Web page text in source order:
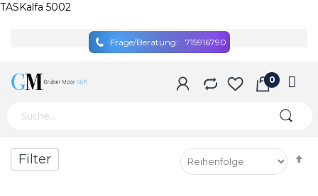
TASKalfa 5002
Frage/Beratung: 715916790
Filter